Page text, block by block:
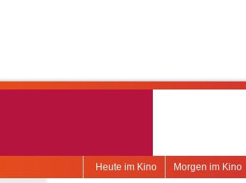
Morgen im Kino
Heute im Kino